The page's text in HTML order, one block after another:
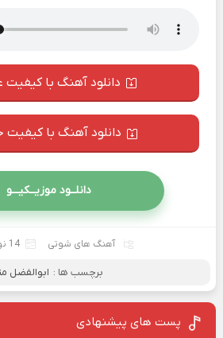
دانلود آهنگ با کیفیت
دانلود آهنگ با کیفیت
دانلــود موزیــکیـــو
آهنگ های شوتی 14 نوامبر 2023
برچسب ها : ابوالفضل
پست های پیشنهادی